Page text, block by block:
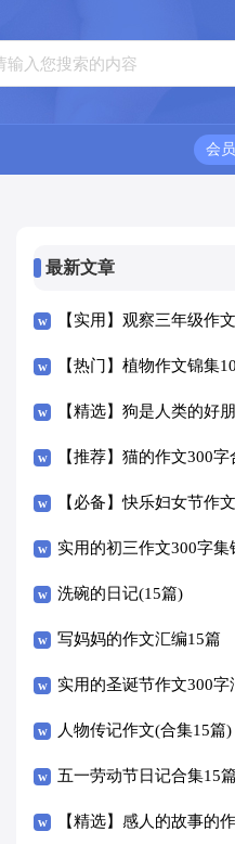
会
最新文章
【实用】观察三年级作
【热门】植物作文锦集
【精选】狗是人类的好
字四篇
【推荐】猫的作文300字
【必备】快乐妇女节作
实用的初三作文300字集
洗碗的日记(15篇)
写妈妈的作文汇编15篇
实用的圣诞节作文300字
人物传记作文(合集15篇)
五一劳动节日记合集15篇
【精选】感人的故事的